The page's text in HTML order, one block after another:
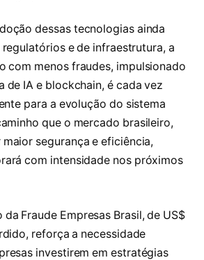
dessas tecnologias ainda
e de infraestrutura, a
com menos fraudes, impulsionado
de IA e blockchain, é cada vez
para a evolução do sistema
que o mercado brasileiro,
segurança e eficiência,
com intensidade nos próximos
da Fraude Empresas Brasil, de US$
reforça a necessidade
investirem em estratégias